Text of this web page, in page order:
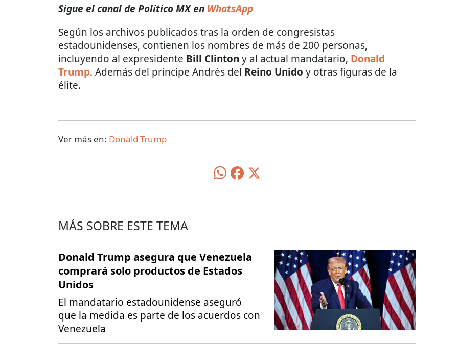
Sigue el canal de Político MX en WhatsApp
Según los archivos publicados tras la orden de congresistas
estadounidenses, contienen los nombres de más de 200 personas,
incluyendo al expresidente Bill Clinton y al actual mandatario, Donald
Trump. Además del príncipe Andrés del Reino Unido y otras figuras de la
élite.
Ver más en: Donald Trump
MÁS SOBRE ESTE TEMA
Donald Trump asegura que Venezuela
comprará solo productos de Estados
Unidos
El mandatario estadounidense aseguró
que la medida es parte de los acuerdos con
Venezuela